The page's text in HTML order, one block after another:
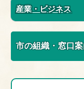
産業・ビジネス
市の組織・窓口